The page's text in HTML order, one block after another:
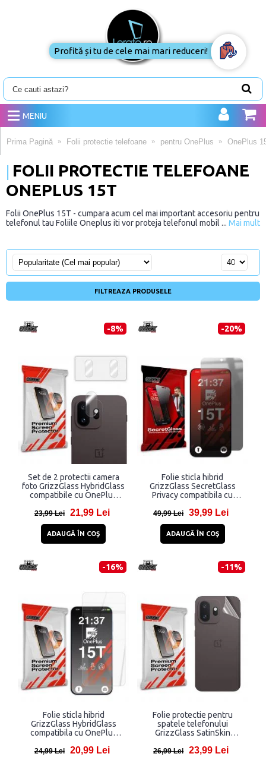
MENIU
Prima Pagină Folii protectie telefoane pentru OnePlus OnePlus
FOLII PROTECTIE TELEFOANE
ONEPLUS 15T
Folii OnePlus 15T - cumpara acum cel mai important accesoriu pentru
telefonul tau Foliile Oneplus iti vor proteja telefonul mobil ... Mai mult
FILTREAZA PRODUSELE
-8%
Set de 2 protectii camera
foto GrizzGlass HybridGlass
compatibile cu OnePlus
23,99 Lei 21,99 Lei
ADAUGĂ ÎN COŞ
-20%
Folie sticla hibrid
GrizzGlass SecretGlass
Privacy compatibila cu
49,99 Lei 39,99 Lei
ADAUGĂ ÎN COŞ
-16%
Folie sticla hibrid
GrizzGlass HybridGlass
compatibila cu OnePlus
24,99 Lei 20,99 Lei
-11%
Folie protectie pentru
spatele telefonului
GrizzGlass SatinSkin
15T, Transparent
26,99 Lei 23,99 Lei
Profită și tu de cele mai mari reduceri!